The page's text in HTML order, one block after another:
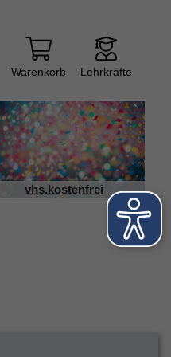
Warenkorb Lehrkräfte
vhs.kostenfrei